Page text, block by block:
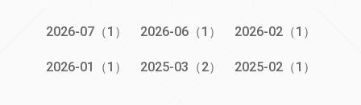
2026-07（1） 2026-06（1） 2026-02（1）
2026-01（1） 2025-03（2） 2025-02（1）